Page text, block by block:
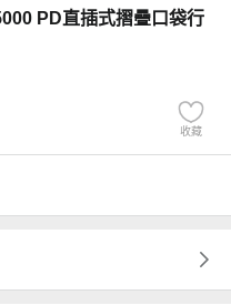
PD直插式摺疊口袋行
收藏